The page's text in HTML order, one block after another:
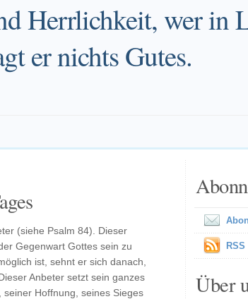
Herrlichkeit, wer in
er nichts Gutes.
(siehe Psalm 84). Dieser
Gegenwart Gottes sein zu
ist, sehnt er sich danach,
Anbeter setzt sein ganzes
Hoffnung, seines Sieges
RSS
Über